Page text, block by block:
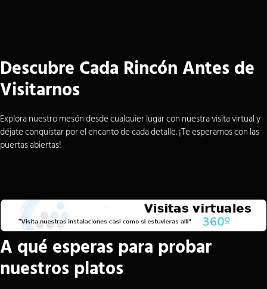
Descubre Cada Rincón Antes de
Visitarnos
Explora nuestro mesón desde cualquier lugar con nuestra visita virtual y
déjate conquistar por el encanto de cada detalle. ¡Te esperamos con las
puertas abiertas!
A qué esperas para probar
nuestros platos